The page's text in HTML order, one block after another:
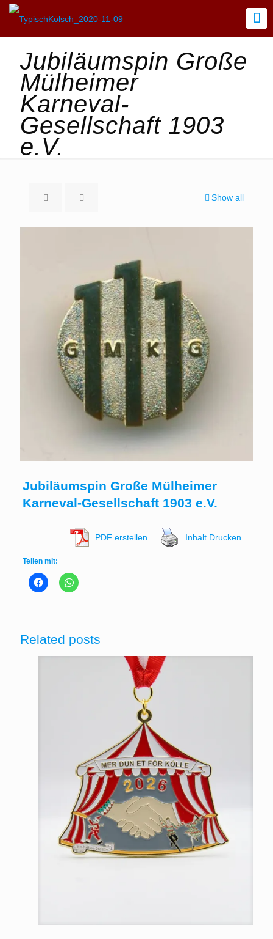
Jubiläumspin Große
Mülheimer
Karneval-
Gesellschaft 1903
e.V.
Show all
Jubiläumspin Große Mülheimer
Karneval-Gesellschaft 1903 e.V.
PDF erstellen Inhalt Drucken
Teilen mit:
Related posts